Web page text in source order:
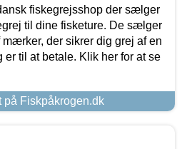
fiskegrejsshop der sælger
til dine fisketure. De sælger
der sikrer dig grej af en
er til at betale. Klik her for at se
på Fiskpåkrogen.dk